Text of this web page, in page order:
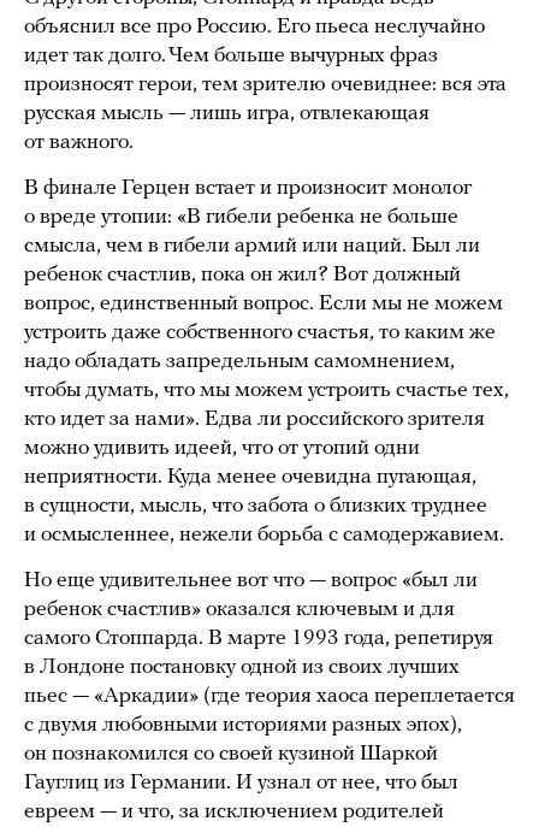
объяснил все про Россию. Его пьеса неслучайно
идет так долго. Чем больше вычурных фраз
произносят герои, тем зрителю очевиднее: вся эта
русская мысль — лишь игра, отвлекающая
от важного.
В финале Герцен встает и произносит монолог
о вреде утопии: «В гибели ребенка не больше
смысла, чем в гибели армий или наций. Был ли
ребенок счастлив, пока он жил? Вот должный
вопрос, единственный вопрос. Если мы не можем
устроить даже собственного счастья, то каким же
надо обладать запредельным самомнением,
чтобы думать, что мы можем устроить счастье тех,
кто идет за нами». Едва ли российского зрителя
можно удивить идеей, что от утопий одни
неприятности. Куда менее очевидна пугающая,
в сущности, мысль, что забота о близких труднее
и осмысленнее, нежели борьба с самодержавием.
Но еще удивительнее вот что — вопрос «был ли
ребенок счастлив» оказался ключевым и для
самого Стоппарда. В марте 1993 года, репетируя
в Лондоне постановку одной из своих лучших
пьес — «Аркадии» (где теория хаоса переплетается
с двумя любовными историями разных эпох),
он познакомился со своей кузиной Шаркой
Гауглиц из Германии. И узнал от нее, что был
евреем — и что, за исключением родителей